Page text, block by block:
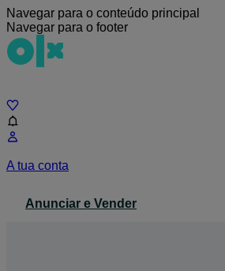
Navegar para o conteúdo principal
Navegar para o footer
A tua conta
Anunciar e Vender